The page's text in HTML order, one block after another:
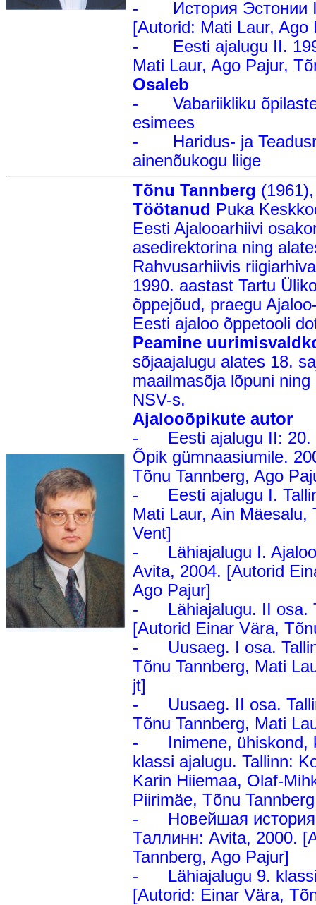
- История Эстонии
[Autorid: Mati Laur, Ago
- Eesti ajalugu II.
Mati Laur, Ago Pajur,
Osaleb
- Vabariikliku õpilaste
esimees
- Haridus- ja
ainenõukogu liige
Tõnu Tannberg
Töötanud Puka
Eesti Ajalooarhiivi
asedirektorina ning
Rahvusarhiivis
1990. aastast Tartu
õppejõud, praegu
Eesti ajaloo õppetooli
Peamine
sõjaajalugu alates 18.
maailmasõja lõpuni
NSV-s.
Ajalooõpikute autor
- Eesti ajalugu II: 20.
Õpik gümnaasiumile.
Tõnu Tannberg, Ago
- Eesti ajalugu I.
Mati Laur, Ain Mäesalu,
Vent]
- Lähiajalugu I.
Avita, 2004. [Autorid
Ago Pajur]
- Lähiajalugu. II osa.
[Autorid Einar Vära,
- Uusaeg. I osa.
Tõnu Tannberg, Mati
jt]
- Uusaeg. II osa.
Tõnu Tannberg, Mati
- Inimene, ühiskond,
klassi ajalugu. Tallinn:
Karin Hiiemaa, Olaf-
Piirimäe, Tõnu
- Новейшая история:
Таллинн: Avita, 2000.
Tannberg, Ago Pajur]
- Lähiajalugu 9.
[Autorid: Einar Vära,